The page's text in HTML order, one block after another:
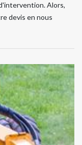
Alors,
devis en nous